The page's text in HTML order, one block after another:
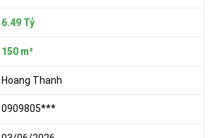
6.49 Tỷ
150 m²
Hoang Thanh
0909805***